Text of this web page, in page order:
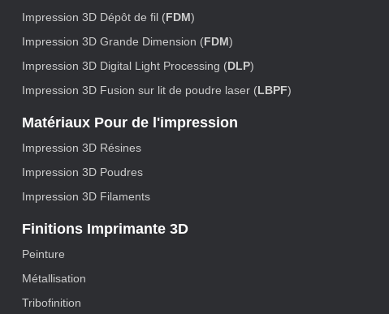
Impression 3D Dépôt de fil (FDM)
Impression 3D Grande Dimension (FDM)
Impression 3D Digital Light Processing (DLP)
Impression 3D Fusion sur lit de poudre laser (LBPF)
Matériaux Pour de l'impression
Impression 3D Résines
Impression 3D Poudres
Impression 3D Filaments
Finitions Imprimante 3D
Peinture
Métallisation
Tribofinition